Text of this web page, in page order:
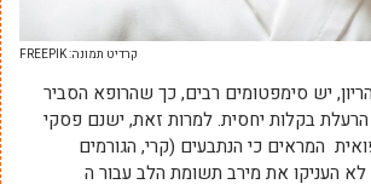
קרדיט תמונה: FREEPIK
יש סימפטומים רבים, כך שהרופא הסביר
הרעלת בקלות יחסית. למרות זאת, ישנם פסקי
המראים כי הנתבעים (קרי, הגורמים
העניקו את מירב תשומת הלב עבור ה